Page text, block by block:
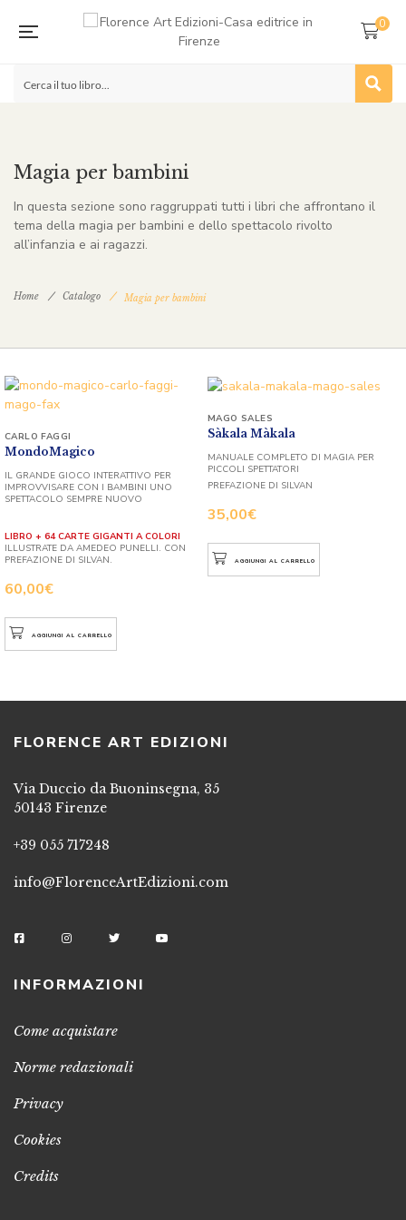
0
Magia per bambini
In questa sezione sono raggruppati tutti i libri che affrontano il
tema della magia per bambini e dello spettacolo rivolto
all’infanzia e ai ragazzi.
Home Catalogo Magia per bambini
MondoMagico
60,00€
CARLO FAGGI
IL GRANDE GIOCO INTERATTIVO PER
IMPROVVISARE CON I BAMBINI UNO
SPETTACOLO SEMPRE NUOVO
LIBRO + 64 CARTE GIGANTI A COLORI
ILLUSTRATE DA AMEDEO PUNELLI. CON
PREFAZIONE DI SILVAN.
AGGIUNGI AL CARRELLO
Sàkala Màkala
35,00€
MAGO SALES
MANUALE COMPLETO DI MAGIA PER
PICCOLI SPETTATORI
PREFAZIONE DI SILVAN
AGGIUNGI AL CARRELLO
FLORENCE ART EDIZIONI
Via Duccio da Buoninsegna, 35
50143 Firenze
+39 055 717248
info@FlorenceArtEdizioni.com
INFORMAZIONI
Come acquistare
Norme redazionali
Privacy
Cookies
Credits